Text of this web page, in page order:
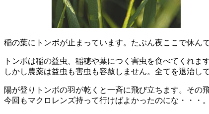
稲の葉にトンボが止まっています。たぶん夜ここで休ん
トンボは稲の益虫、稲穂や葉につく害虫を食べてくれま
しかし農薬は益虫も害虫も容赦しません。全てを退治し
陽が登りトンボの羽が乾くと一斉に飛び立ちます。その
今回もマクロレンズ持って行けばよかったのにな・・・。